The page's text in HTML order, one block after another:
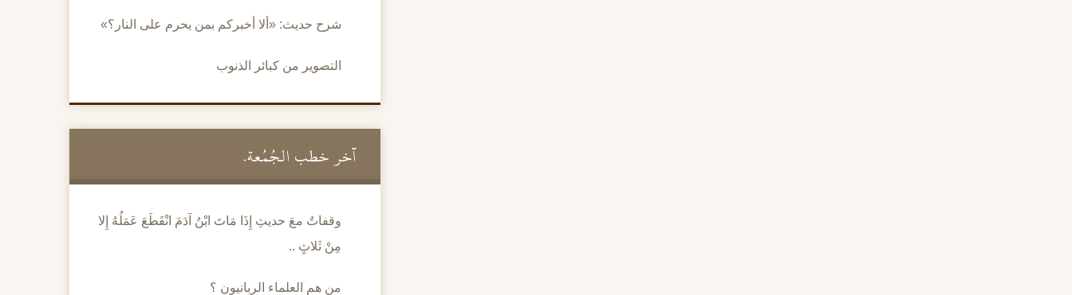
شرح حديث: «ألا أخبركم بمن يحرم على النار؟»
التصوير من كبائر الذنوب
آخر خطب الجُمُعة.
وقفاتٌ معَ حديثِ إِذَا مَاتَ ابْنُ آدَمَ انْقَطَعَ عَمَلُهُ إِلا
مِنْ ثَلاثٍ ..
من هم العلماء الربانيون ؟